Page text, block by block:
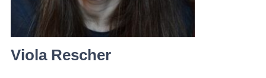
Viola Rescher